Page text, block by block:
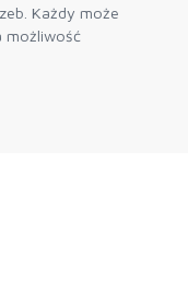
Każdy może
możliwość